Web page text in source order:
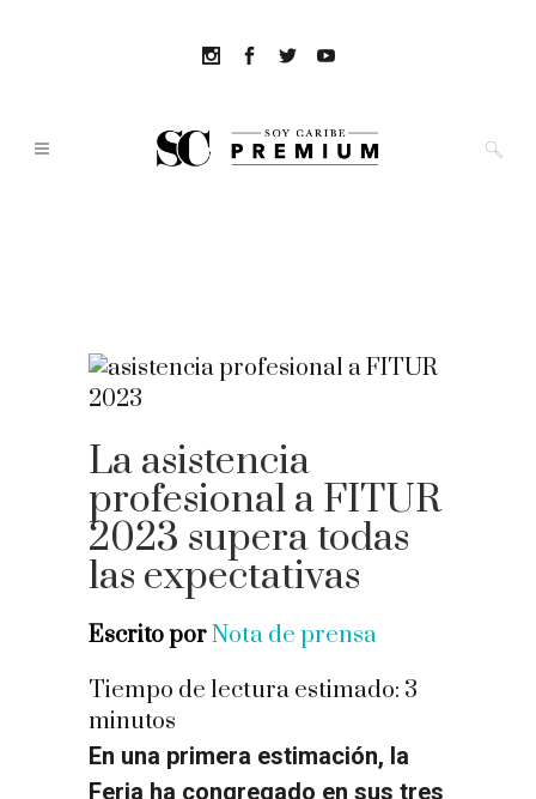
La asistencia
profesional a FITUR
2023 supera todas
las expectativas
Escrito porNota de prensa
Tiempo de lectura estimado: 3
minutos
En una primera estimación, la
Feria ha congregado en sus tres